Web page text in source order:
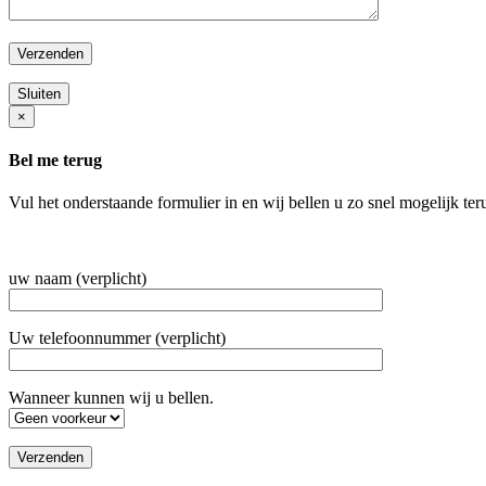
Sluiten
×
Bel me terug
Vul het onderstaande formulier in en wij bellen u zo snel mogelijk
uw naam (verplicht)
Uw telefoonnummer (verplicht)
Wanneer kunnen wij u bellen.